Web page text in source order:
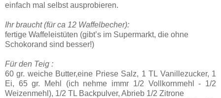
einfach mal selbst ausprobieren.
Ihr braucht (für ca 12 Waffelbecher):
fertige Waffeleistüten (gibt’s im Supermarkt, die ohne
Schokorand sind besser!)
Für den Teig :
60 gr. weiche Butter,eine Priese Salz, 1 TL Vanillezucker, 1
Ei, 65 gr. Mehl (ich nehme immr 1/2 Vollkornmehl - 1/2
Weizenmehl), 1/2 TL Backpulver, Abrieb 1/2 Zitrone